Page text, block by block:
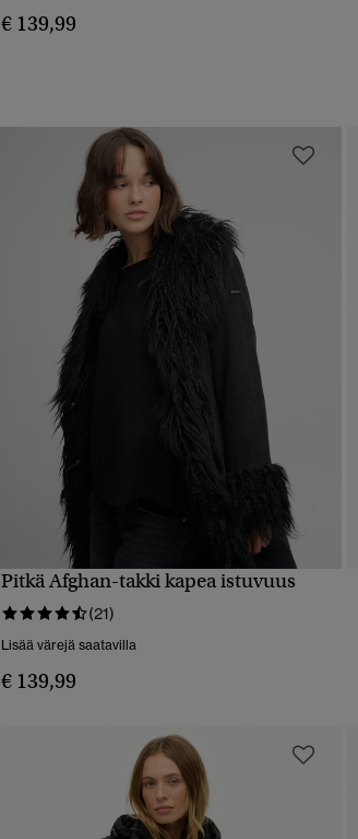
€ 139,99
PIKAKATSELU
Pitkä Afghan-takki kapea istuvuus
(21)
Lisää värejä saatavilla
€ 139,99